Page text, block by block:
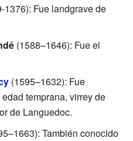
1376): Fue landgrave de
(1588–1646): Fue el
(1595–1632): Fue
temprana, virrey de
de Languedoc.
También conocido